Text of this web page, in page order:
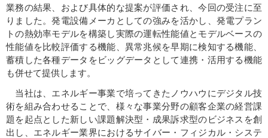
業務の結果、および具体的な提案が評価され、今回の受注に至
りました。発電設備メーカとしての強みを活かし、発電プラン
トの熱効率モデルを構築し実際の運転性能値とモデルベースの
性能値を比較評価する機能、異常兆候を早期に検知する機能、
蓄積した各種データをビッグデータとして連携・活用する機能
も併せて提供します。
当社は、エネルギー事業で培ってきたノウハウにデジタル技
術を組み合わせることで、様々な事業分野の顧客企業の経営課
題を起点とした新しい課題解決型・成果訴求型のビジネスを創
出し、エネルギー業界におけるサイバー・フィジカル・システ